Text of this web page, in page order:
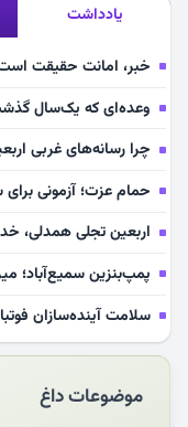
یادداشت
خبر، امانت حقیقت
وعده‌ای که یک‌سال
چرا رسانه‌های غربی
حمام عزت؛ آزمونی
اربعین تجلی همدلی،
پمپ‌بنزین سمیع‌آباد؛
سلامت آینده‌سازان
بازخوانی رسانه‌ای
مشهدالرضا آقای شهید
موضوعات داغ